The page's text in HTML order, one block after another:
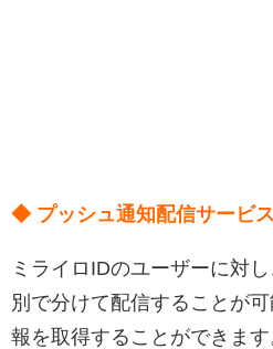
◆ プッシュ通知配信サービ
ミライロIDのユーザーに対
別で分けて配信することが
報を取得することができます